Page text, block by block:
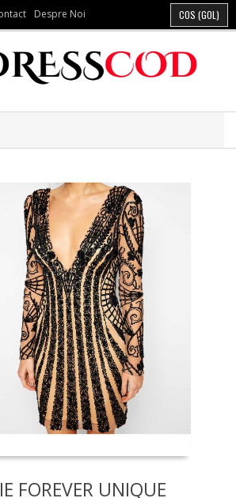
Despre Noi COS (GOL)
FOREVER UNIQUE